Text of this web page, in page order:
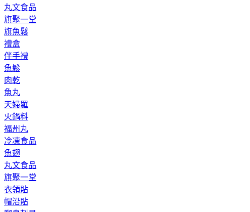
丸文食品
旗聚一堂
旗魚鬆
禮盒
伴手禮
魚鬆
肉乾
魚丸
天婦羅
火鍋料
福州丸
冷凍食品
魚翅
丸文食品
旗聚一堂
衣領貼
帽沿貼